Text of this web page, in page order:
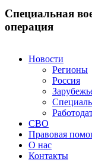
Специальная
операция
Новости
Регионы
Россия
СВО
Правовая
О нас
Контакты